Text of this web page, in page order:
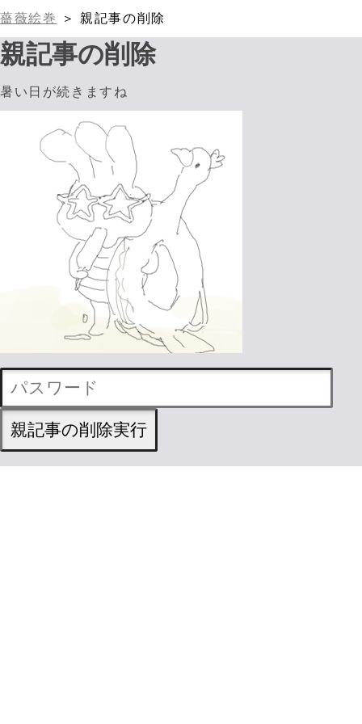
薔薇絵巻 ＞ 親記事の削除
親記事の削除
暑い日が続きますね